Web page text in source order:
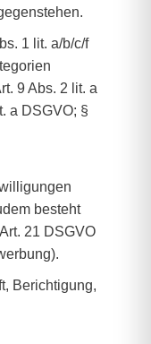
1 lit. a/b/c/f
9 Abs. 2 lit. a
a DSGVO; §
besteht
21 DSGVO
Berichtigung,